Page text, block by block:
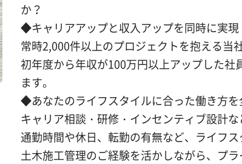
か？
◆キャリアアップと収入アップを同時に実現
常時2,000件以上のプロジェクトを抱える当
初年度から年収が100万円以上アップした
ます。
◆あなたのライフスタイルに合った働き方を
キャリア相談・研修・インセンティブ設計
通勤時間や休日、転勤の有無など、ライフ
土木施工管理のご経験を活かしながら、プ